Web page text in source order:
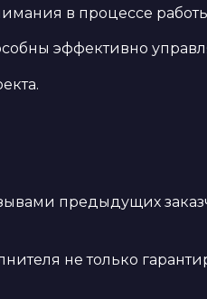
в процессе
эффективно
предыдущих
не только